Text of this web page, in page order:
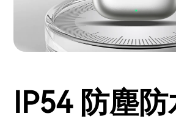
IP54 防塵